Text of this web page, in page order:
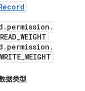
. permission .
READ_WEIGHT
. permission .
WRITE_WEIGHT
据类型